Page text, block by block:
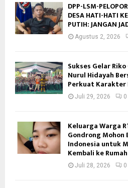
DPP-LSM-
DESA HATI-HATI
PUTIH: JANGAN
Agustus 2, 2026
Sukses Gelar
Nurul Hidayah
Perkuat Karakter
Juli 29, 2026 0
Keluarga Warga
Gondrong
Indonesia untuk
Kembali ke Rumah
Juli 28, 2026 0